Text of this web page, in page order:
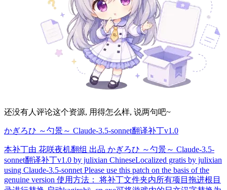
还没有人评论这个资源, 用得怎么样, 说两句吧~
かぎろひ ～勺景～ Claude-3.5-sonnet翻译补丁v1.0
本补丁由 花咲夜机翻组 出品 かぎろひ ～勺景～ Claude-3.5-
sonnet翻译补丁v1.0 by julixian ChineseLocalized gratis by julixian
using Claude-3.5-sonnet Please use this patch on the basis of the
genuine version 使用方法： 将补丁文件夹内所有项目拖进根目